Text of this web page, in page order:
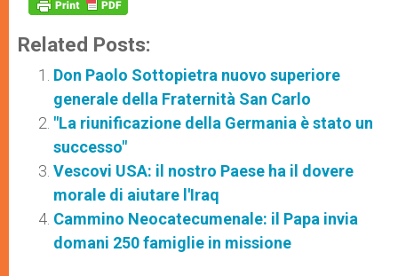
Related Posts:
Don Paolo Sottopietra nuovo superiore
generale della Fraternità San Carlo
"La riunificazione della Germania è stato un
successo"
Vescovi USA: il nostro Paese ha il dovere
morale di aiutare l'Iraq
Cammino Neocatecumenale: il Papa invia
domani 250 famiglie in missione